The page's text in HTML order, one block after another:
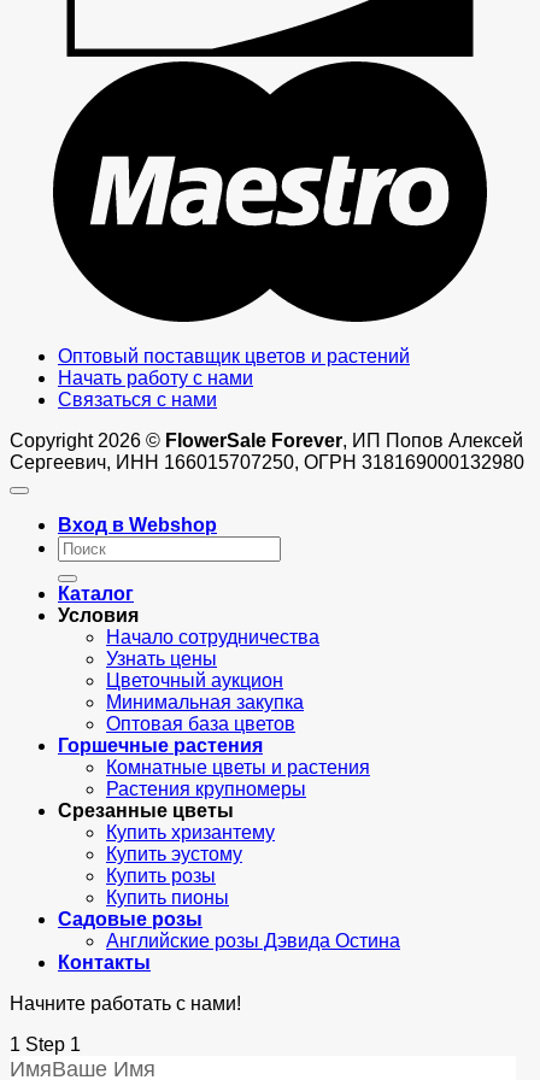
Оптовый поставщик цветов и растений
Начать работу с нами
Связаться с нами
Copyright 2026 © FlowerSale Forever, ИП Попов Алексей
Сергеевич, ИНН 166015707250, ОГРН 318169000132980
Вход в Webshop
Искать:
Каталог
Условия
Начало сотрудничества
Узнать цены
Цветочный аукцион
Минимальная закупка
Оптовая база цветов
Горшечные растения
Комнатные цветы и растения
Растения крупномеры
Срезанные цветы
Купить хризантему
Купить эустому
Купить розы
Купить пионы
Садовые розы
Английские розы Дэвида Остина
Контакты
Начните работать с нами!
1 Step 1
ИмяВаше Имя